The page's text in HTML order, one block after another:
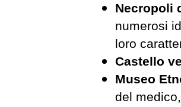
Necropoli
numerosi
loro
Castello
Museo
del